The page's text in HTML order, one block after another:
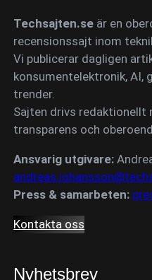
Techsajten.se är en
recensionssajt inom
Vi publicerar dagligen
konsumentelektronik, AI,
trender.
Sajten drivs redaktionellt
transparens och
Ansvarig utgivare:
Press & samarbeten:
Kontakta oss
Nyhetsbrev